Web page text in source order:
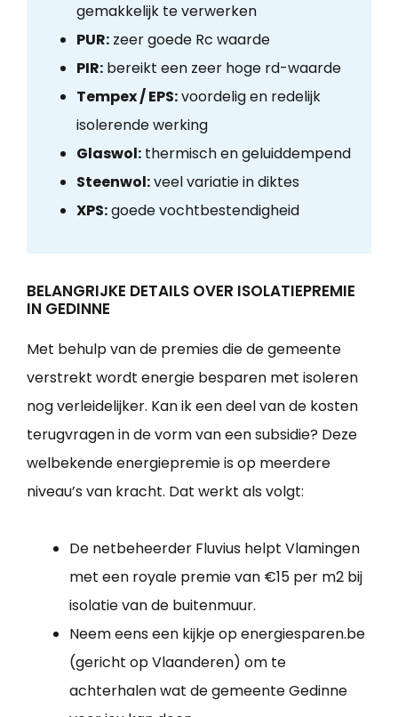
gemakkelijk te verwerken
PUR:zeer goede Rc waarde
PIR:bereikt een zeer hoge rd-waarde
Tempex / EPS:voordelig en redelijk
isolerende werking
Glaswol:thermisch en geluiddempend
Steenwol:veel variatie in diktes
XPS:goede vochtbestendigheid
BELANGRIJKE DETAILS OVER ISOLATIEPREMIE
IN GEDINNE
Met behulp van de premies die de gemeente
verstrekt wordt energie besparen met isoleren
nog verleidelijker. Kan ik een deel van de kosten
terugvragen in de vorm van een subsidie? Deze
welbekende energiepremie is op meerdere
niveau’s van kracht. Dat werkt als volgt:
De netbeheerder Fluvius helpt Vlamingen
met een royale premie van €15 per m2 bij
isolatie van de buitenmuur.
Neem eens een kijkje op energiesparen.be
(gericht op Vlaanderen) om te
achterhalen wat de gemeente Gedinne